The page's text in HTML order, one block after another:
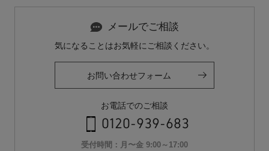
メールでご相談
気になることはお気軽にご相談ください。
お問い合わせフォーム
お電話でのご相談
0120-939-683
受付時間：月〜金 9:00～17:00